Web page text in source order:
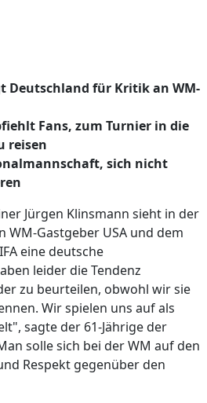
Deutschland für Kritik an WM-
Fans, zum Turnier in die
reisen
sich nicht
Jürgen Klinsmann sieht in der
WM-Gastgeber USA und dem
eine deutsche
leider die Tendenz
zu beurteilen, obwohl wir sie
Wir spielen uns auf als
sagte der 61-Jährige der
solle sich bei der WM auf den
Respekt gegenüber den